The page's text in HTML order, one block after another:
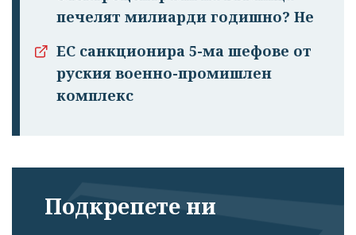
печелят милиарди годишно? Не
ЕС санкционира 5-ма шефове от
руския военно-промишлен
комплекс
Подкрепете ни